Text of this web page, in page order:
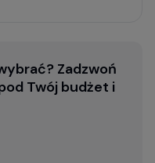
Zadzwoń
Twój budżet i